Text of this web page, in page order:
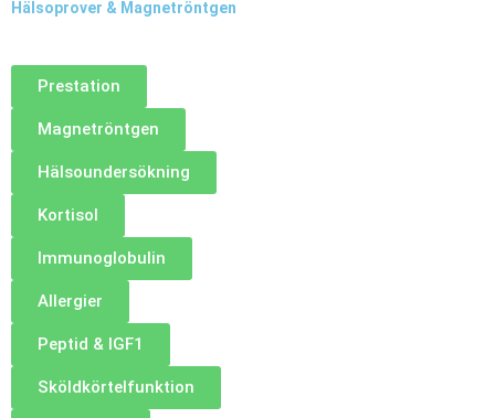
Hälsoprover & Magnetröntgen
Prestation
Magnetröntgen
Hälsoundersökning
Kortisol
Immunoglobulin
Allergier
Peptid & IGF1
Sköldkörtelfunktion